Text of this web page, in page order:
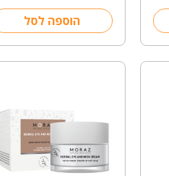
הוספה לסל